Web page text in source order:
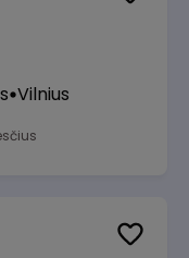
Vilnius